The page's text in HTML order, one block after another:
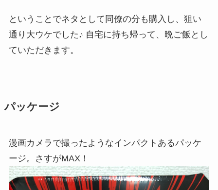
ということでネタとして同僚の分も購入し、狙い
通り大ウケでした♪ 自宅に持ち帰って、晩ご飯とし
ていただきます。
パッケージ
漫画カメラで撮ったようなインパクトあるパッケ
ージ。さすがMAX！